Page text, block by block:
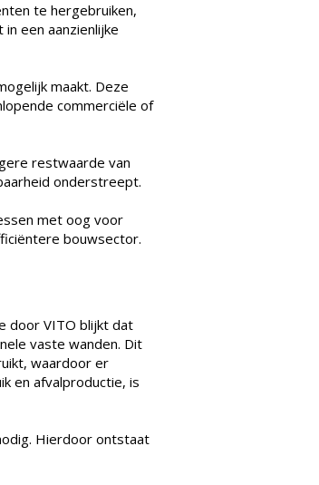
te hergebruiken,
een aanzienlijke
maakt. Deze
commerciële of
restwaarde van
onderstreept.
met oog voor
bouwsector.
door VITO blijkt dat
vaste wanden. Dit
waardoor er
en afvalproductie, is
Hierdoor ontstaat